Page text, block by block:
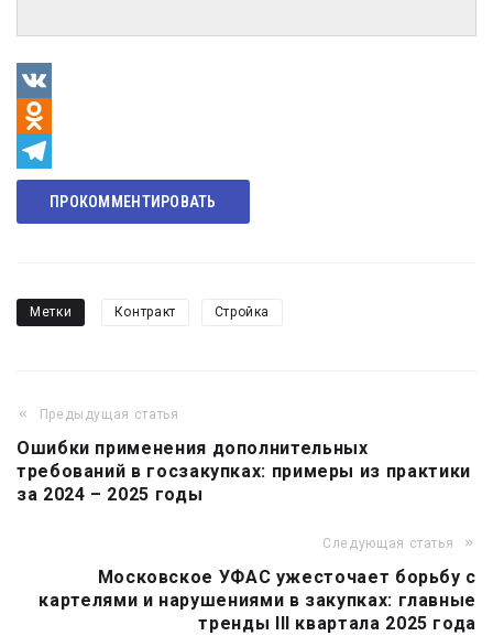
VK
Odnoklassniki
Telegram
ПРОКОММЕНТИРОВАТЬ
Метки Контракт Стройка
Навигация
по
записям
Предыдущая статья
Ошибки применения дополнительных
требований в госзакупках: примеры из практики
за 2024 – 2025 годы
Следующая статья
Московское УФАС ужесточает борьбу с
картелями и нарушениями в закупках: главные
тренды III квартала 2025 года